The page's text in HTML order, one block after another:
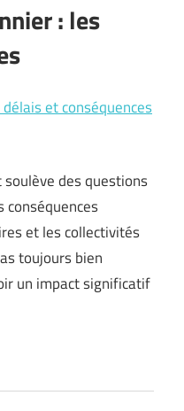
: les
et conséquences
soulève des questions
conséquences
et les collectivités
toujours bien
un impact significatif